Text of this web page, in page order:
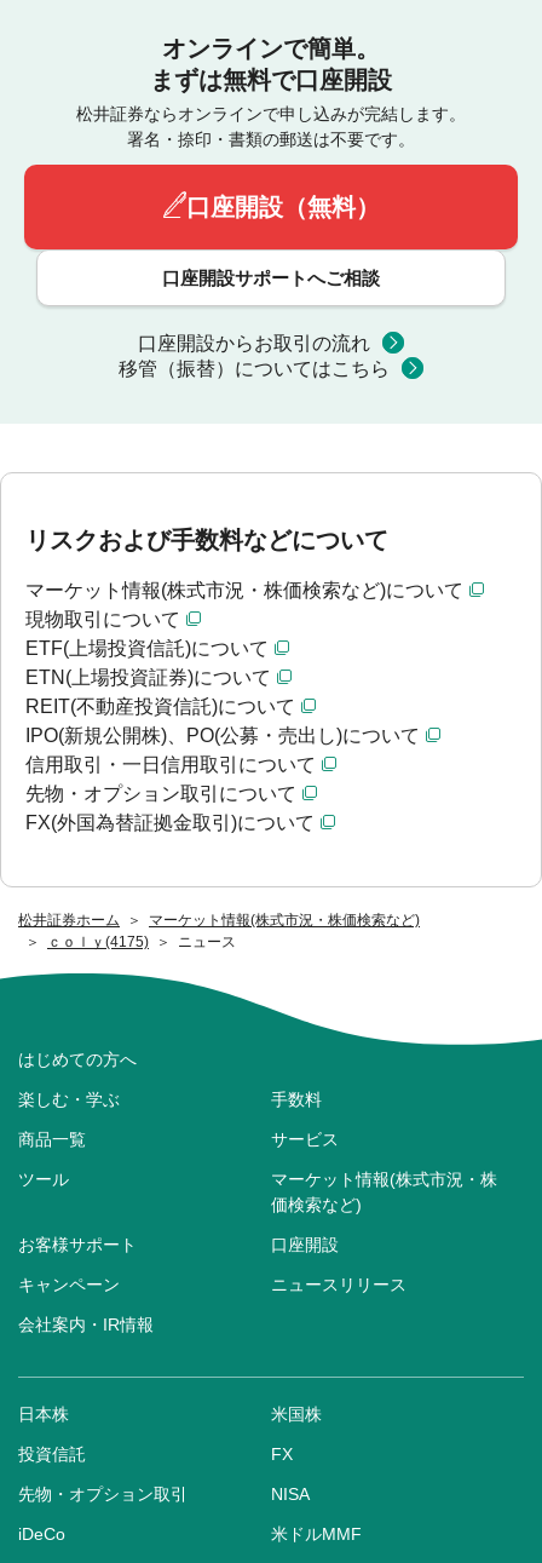
松井証券ホーム
マーケット情報(株式市況・株価検索など)
ｃｏｌｙ(4175)
ニュース
オンラインで簡単。
まずは無料で口座開設
松井証券ならオンラインで申し込みが完結します。
署名・捺印・書類の郵送は不要です。
口座開設（無料）
口座開設サポートへご相談
口座開設からお取引の流れ
移管（振替）についてはこちら
リスクおよび手数料などについて
マーケット情報(株式市況・株価検索など)について
現物取引について
ETF(上場投資信託)について
ETN(上場投資証券)について
REIT(不動産投資信託)について
IPO(新規公開株)、PO(公募・売出し)について
信用取引・一日信用取引について
先物・オプション取引について
FX(外国為替証拠金取引)について
はじめての方へ
楽しむ・学ぶ 手数料
商品一覧 サービス
ツール
マーケット情報(株式市況・株
価検索など)
お客様サポート 口座開設
キャンペーン ニュースリリース
会社案内・IR情報
日本株 米国株
投資信託 FX
先物・オプション取引 NISA
iDeCo 米ドルMMF